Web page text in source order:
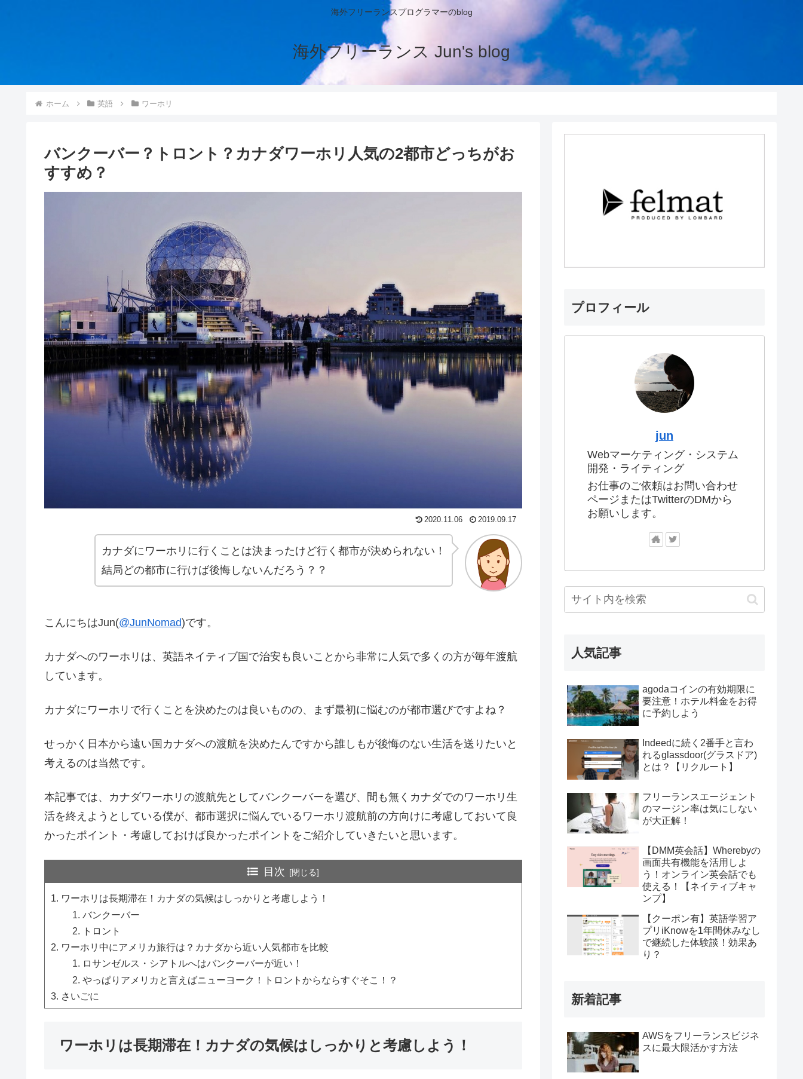
海外フリーランスプログラマーのblog
海外フリーランス Jun's blog
ホーム 英語 ワーホリ
バンクーバー？トロント？カナダワーホリ人気の2都市どっちがお
すすめ？
2020.11.06 2019.09.17
カナダにワーホリに行くことは決まったけど行く都市が決められない！
結局どの都市に行けば後悔しないんだろう？？
こんにちはJun(@JunNomad)です。
カナダへのワーホリは、英語ネイティブ国で治安も良いことから非常に人気で多くの方が毎年渡航
しています。
カナダにワーホリで行くことを決めたのは良いものの、まず最初に悩むのが都市選びですよね？
せっかく日本から遠い国カナダへの渡航を決めたんですから誰しもが後悔のない生活を送りたいと
考えるのは当然です。
本記事では、カナダワーホリの渡航先としてバンクーバーを選び、間も無くカナダでのワーホリ生
活を終えようとしている僕が、都市選択に悩んでいるワーホリ渡航前の方向けに考慮しておいて良
かったポイント・考慮しておけば良かったポイントをご紹介していきたいと思います。
目次
ワーホリは長期滞在！カナダの気候はしっかりと考慮しよう！
バンクーバー
トロント
ワーホリ中にアメリカ旅行は？カナダから近い人気都市を比較
ロサンゼルス・シアトルへはバンクーバーが近い！
やっぱりアメリカと言えばニューヨーク！トロントからならすぐそこ！？
さいごに
ワーホリは長期滞在！カナダの気候はしっかりと考慮しよう！
プロフィール
jun
Webマーケティング・システム
開発・ライティング
お仕事のご依頼はお問い合わせ
ページまたはTwitterのDMから
お願いします。
人気記事
agodaコインの有効期限に
要注意！ホテル料金をお得
に予約しよう
Indeedに続く2番手と言わ
れるglassdoor(グラスドア)
とは？【リクルート】
フリーランスエージェント
のマージン率は気にしない
が大正解！
【DMM英会話】Wherebyの
画面共有機能を活用しよ
う！オンライン英会話でも
使える！【ネイティブキャ
ンプ】
【クーポン有】英語学習ア
プリiKnowを1年間休みなし
で継続した体験談！効果あ
り？
新着記事
AWSをフリーランスビジネ
スに最大限活かす方法